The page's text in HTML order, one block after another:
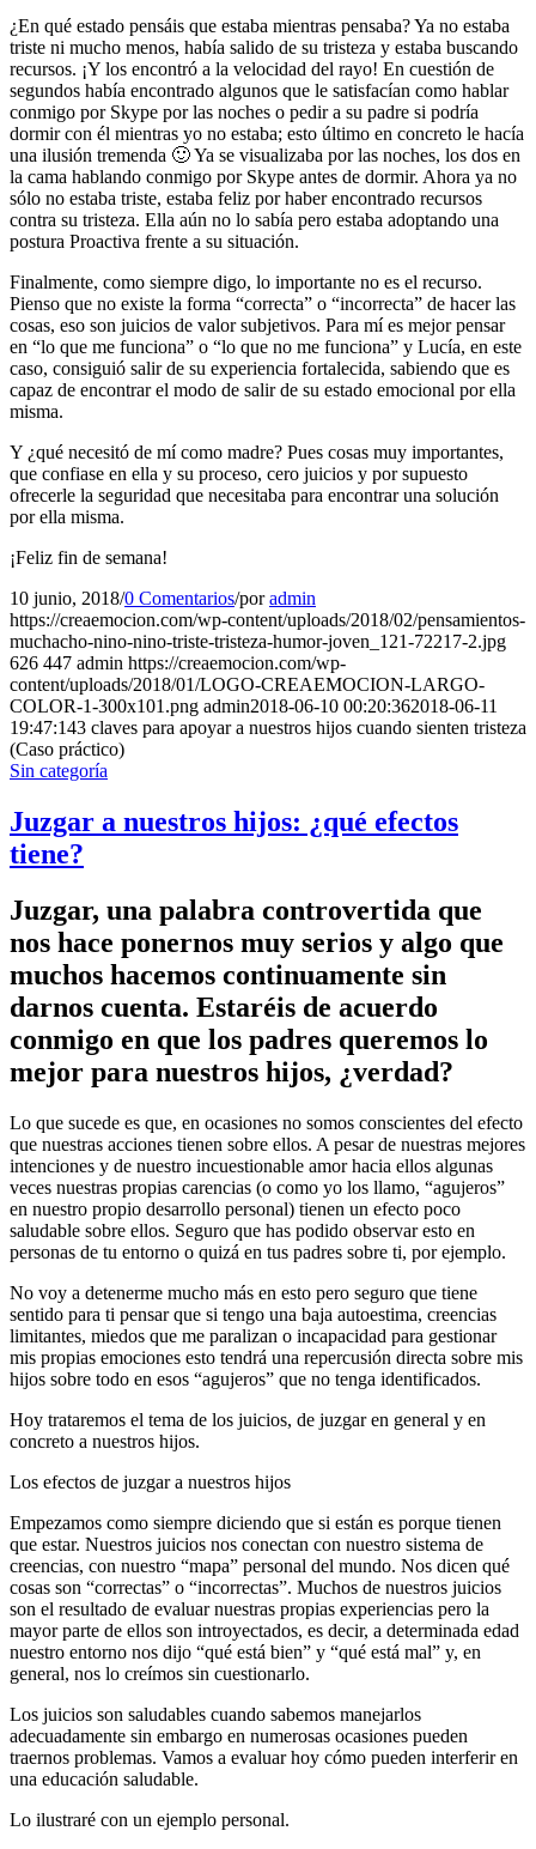
¿En qué estado pensáis que estaba mientras pensaba? Ya no estaba
triste ni mucho menos, había salido de su tristeza y estaba buscando
recursos. ¡Y los encontró a la velocidad del rayo! En cuestión de
segundos había encontrado algunos que le satisfacían como hablar
conmigo por Skype por las noches o pedir a su padre si podría
dormir con él mientras yo no estaba; esto último en concreto le hacía
una ilusión tremenda 🙂 Ya se visualizaba por las noches, los dos en
la cama hablando conmigo por Skype antes de dormir. Ahora ya no
sólo no estaba triste, estaba feliz por haber encontrado recursos
contra su tristeza. Ella aún no lo sabía pero estaba adoptando una
postura Proactiva frente a su situación.
Finalmente, como siempre digo, lo importante no es el recurso.
Pienso que no existe la forma “correcta” o “incorrecta” de hacer las
cosas, eso son juicios de valor subjetivos. Para mí es mejor pensar
en “lo que me funciona” o “lo que no me funciona” y Lucía, en este
caso, consiguió salir de su experiencia fortalecida, sabiendo que es
capaz de encontrar el modo de salir de su estado emocional por ella
misma.
Y ¿qué necesitó de mí como madre? Pues cosas muy importantes,
que confiase en ella y su proceso, cero juicios y por supuesto
ofrecerle la seguridad que necesitaba para encontrar una solución
por ella misma.
¡Feliz fin de semana!
10 junio, 2018/0 Comentarios/poradmin
https://creaemocion.com/wp-content/uploads/2018/02/pensamientos-
muchacho-nino-nino-triste-tristeza-humor-joven_121-72217-2.jpg
626 447 admin https://creaemocion.com/wp-
content/uploads/2018/01/LOGO-CREAEMOCION-LARGO-
COLOR-1-300x101.png admin2018-06-10 00:20:362018-06-11
19:47:143 claves para apoyar a nuestros hijos cuando sienten tristeza
(Caso práctico)
Sin categoría
Juzgar a nuestros hijos: ¿qué efectos
tiene?
Juzgar, una palabra controvertida que
nos hace ponernos muy serios y algo que
muchos hacemos continuamente sin
darnos cuenta. Estaréis de acuerdo
conmigo en que los padres queremos lo
mejor para nuestros hijos, ¿verdad?
Lo que sucede es que, en ocasiones no somos conscientes del efecto
que nuestras acciones tienen sobre ellos. A pesar de nuestras mejores
intenciones y de nuestro incuestionable amor hacia ellos algunas
veces nuestras propias carencias (o como yo los llamo, “agujeros”
en nuestro propio desarrollo personal) tienen un efecto poco
saludable sobre ellos. Seguro que has podido observar esto en
personas de tu entorno o quizá en tus padres sobre ti, por ejemplo.
No voy a detenerme mucho más en esto pero seguro que tiene
sentido para ti pensar que si tengo una baja autoestima, creencias
limitantes, miedos que me paralizan o incapacidad para gestionar
mis propias emociones esto tendrá una repercusión directa sobre mis
hijos sobre todo en esos “agujeros” que no tenga identificados.
Hoy trataremos el tema de los juicios, de juzgar en general y en
concreto a nuestros hijos.
Los efectos de juzgar a nuestros hijos
Empezamos como siempre diciendo que si están es porque tienen
que estar. Nuestros juicios nos conectan con nuestro sistema de
creencias, con nuestro “mapa” personal del mundo. Nos dicen qué
cosas son “correctas” o “incorrectas”. Muchos de nuestros juicios
son el resultado de evaluar nuestras propias experiencias pero la
mayor parte de ellos son introyectados, es decir, a determinada edad
nuestro entorno nos dijo “qué está bien” y “qué está mal” y, en
general, nos lo creímos sin cuestionarlo.
Los juicios son saludables cuando sabemos manejarlos
adecuadamente sin embargo en numerosas ocasiones pueden
traernos problemas. Vamos a evaluar hoy cómo pueden interferir en
una educación saludable.
Lo ilustraré con un ejemplo personal.